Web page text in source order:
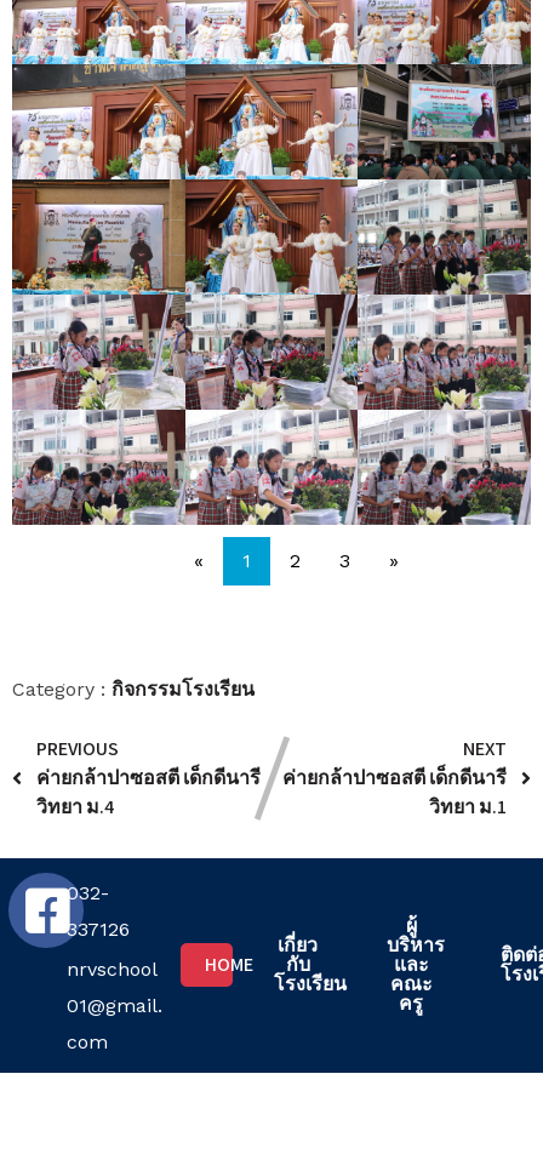
« 1 2 3 »
Category : กิจกรรมโรงเรียน
PREVIOUS
ค่ายกล้าปาซอสตี เด็กดีนารี
วิทยา ม.4
NEXT
ค่ายกล้าปาซอสตี เด็กดีนารี
วิทยา ม.1
032-
337126
nrvschool
01@gmail.
com
HOME
เกี่ยว
กับ
โรงเรียน
ผู้
บริหาร
และ
คณะ
ครู
ติดต่
โรง